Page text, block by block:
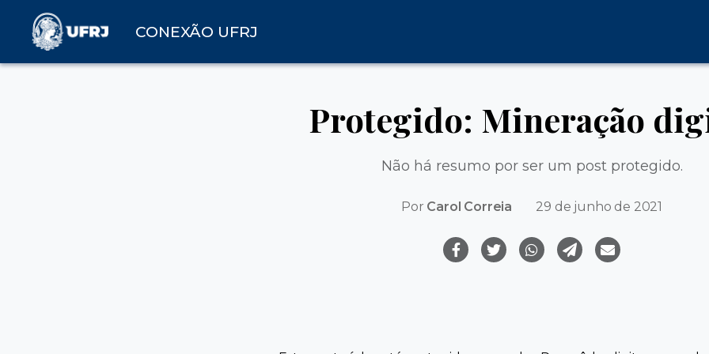
CONEXÃO UFRJ
Protegido: Mineração
Não há resumo por ser um post protegido.
Por Carol Correia 29 de junho de 2021